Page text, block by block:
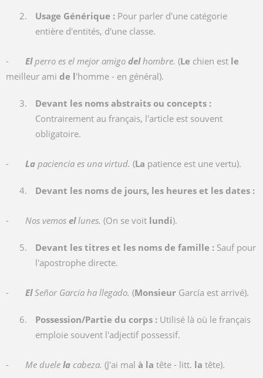
Usage Générique : Pour parler d'une catégorie
entière d'entités, d'une classe.
- Elperro es el mejor amigo delhombre. (Le chien est le
meilleur ami de l'homme - en général).
Devant les noms abstraits ou concepts :
Contrairement au français, l'article est souvent
obligatoire.
- La paciencia es una virtud. (La patience est une vertu).
Devant les noms de jours, les heures et les dates :
- Nos vemos ellunes. (On se voit lundi).
Devant les titres et les noms de famille : Sauf pour
l'apostrophe directe.
- ElSeñor García ha llegado. (Monsieur García est arrivé).
Possession/Partie du corps : Utilisé là où le français
emploie souvent l'adjectif possessif.
- Me duele la cabeza. (J'ai mal à la tête - litt. la tête).